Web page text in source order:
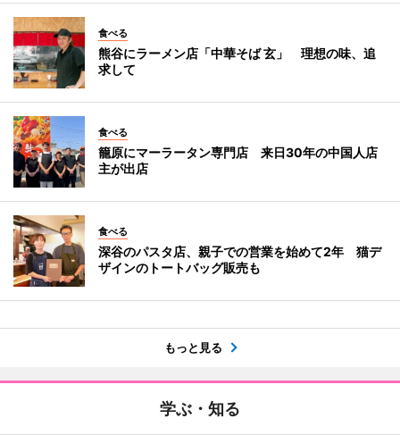
食べる
熊谷にラーメン店「中華そば 玄」 理想の味、追
求して
食べる
籠原にマーラータン専門店 来日30年の中国人店
主が出店
食べる
深谷のパスタ店、親子での営業を始めて2年 猫デ
ザインのトートバッグ販売も
もっと見る
学ぶ・知る